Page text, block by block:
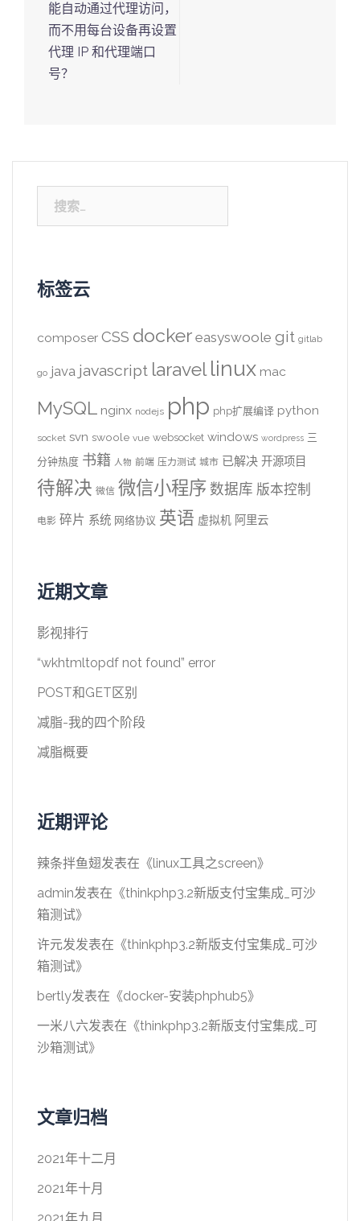
能自动通过代理访问，
而不用每台设备再设置
代理 IP 和代理端口
号？
索：
标签云
composer CSS docker easyswoole git gitlab
go java javascript laravel linux mac
MySQL nginx nodejs php php扩展编译 python
socket svn swoole vue websocket windows wordpress 三
分钟热度 书籍 人物 前端 压力测试 城市 已解决 开源项目
待解决 微信 微信小程序 数据库 版本控制
电影 碎片 系统 网络协议 英语 虚拟机 阿里云
近期文章
影视排行
“wkhtmltopdf not found” error
POST和GET区别
减脂-我的四个阶段
减脂概要
近期评论
辣条拌鱼翅发表在《linux工具之screen》
admin发表在《thinkphp3.2新版支付宝集成_可沙
箱测试》
许元发发表在《thinkphp3.2新版支付宝集成_可沙
箱测试》
bertly发表在《docker-安装phphub5》
一米八六发表在《thinkphp3.2新版支付宝集成_可
沙箱测试》
文章归档
2021年十二月
2021年十月